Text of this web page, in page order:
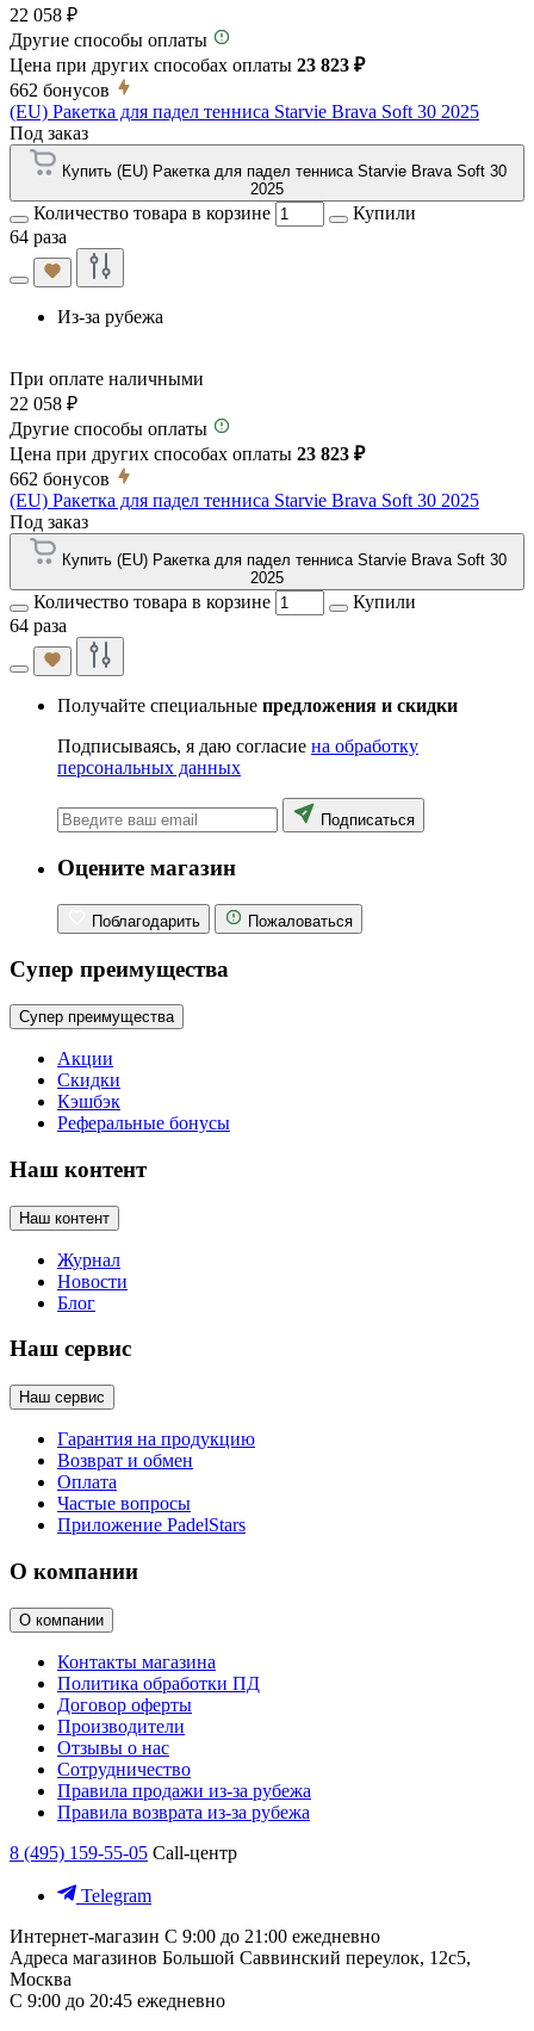
22 058 ₽
Другие способы оплаты
Цена при других способах оплаты 23 823 ₽
662 бонусов
(EU) Ракетка для падел тенниса Starvie Brava Soft 30 2025
Под заказ
Купить (EU) Ракетка для падел тенниса Starvie Brava Soft 30
2025
Количество товара в корзине
Купили
64 раза
Из-за рубежа
При оплате наличными
22 058 ₽
Другие способы оплаты
Цена при других способах оплаты 23 823 ₽
662 бонусов
(EU) Ракетка для падел тенниса Starvie Brava Soft 30 2025
Под заказ
Купить (EU) Ракетка для падел тенниса Starvie Brava Soft 30
2025
Количество товара в корзине
Купили
64 раза
Получайте специальные предложения и скидки
Подписываясь, я даю согласие на обработку
персональных данных
Подписаться
Оцените магазин
Поблагодарить Пожаловаться
Супер преимущества
Супер преимущества
Акции
Скидки
Кэшбэк
Реферальные бонусы
Наш контент
Наш контент
Журнал
Новости
Блог
Наш сервис
Наш сервис
Гарантия на продукцию
Возврат и обмен
Оплата
Частые вопросы
Приложение PadelStars
О компании
О компании
Контакты магазина
Политика обработки ПД
Договор оферты
Производители
Отзывы о нас
Сотрудничество
Правила продажи из-за рубежа
Правила возврата из-за рубежа
8 (495) 159-55-05 Call-центр
Telegram
Интернет-магазин С 9:00 до 21:00 ежедневно
Адреса магазинов Большой Саввинский переулок, 12с5,
Москва
С 9:00 до 20:45 ежедневно